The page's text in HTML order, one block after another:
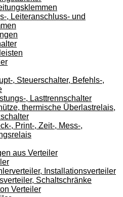
, Leiteranschluss- und
, Steuerschalter, Befehls-,
, Lasttrennschalter
thermische Überlastrelais,
, Print-, Zeit-, Mess-,
aus Verteiler
Installationsverteiler
Schaltschränke
Verteiler